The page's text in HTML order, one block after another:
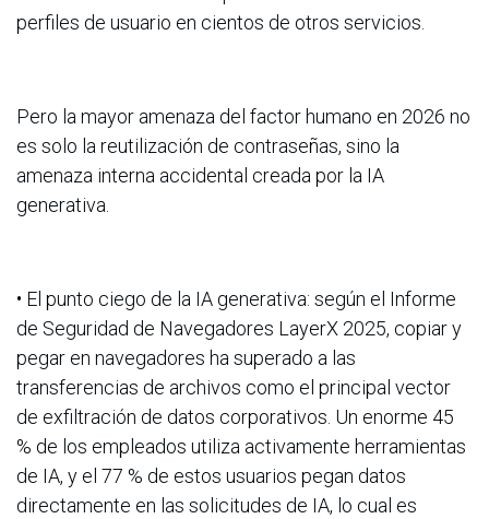
perfiles de usuario en cientos de otros servicios.
Pero la mayor amenaza del factor humano en 2026 no
es solo la reutilización de contraseñas, sino la
amenaza interna accidental creada por la IA
generativa.
• El punto ciego de la IA generativa: según el Informe
de Seguridad de Navegadores LayerX 2025, copiar y
pegar en navegadores ha superado a las
transferencias de archivos como el principal vector
de exfiltración de datos corporativos. Un enorme 45
% de los empleados utiliza activamente herramientas
de IA, y el 77 % de estos usuarios pegan datos
directamente en las solicitudes de IA, lo cual es